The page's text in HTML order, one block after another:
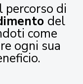
percorso di
del
come
ogni sua